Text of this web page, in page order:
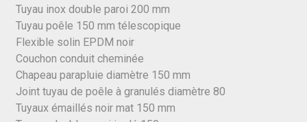
Tuyau inox double paroi 200 mm
Tuyau poêle 150 mm télescopique
Flexible solin EPDM noir
Couchon conduit cheminée
Chapeau parapluie diamètre 150 mm
Joint tuyau de poêle à granulés diamètre 80
Tuyaux émaillés noir mat 150 mm